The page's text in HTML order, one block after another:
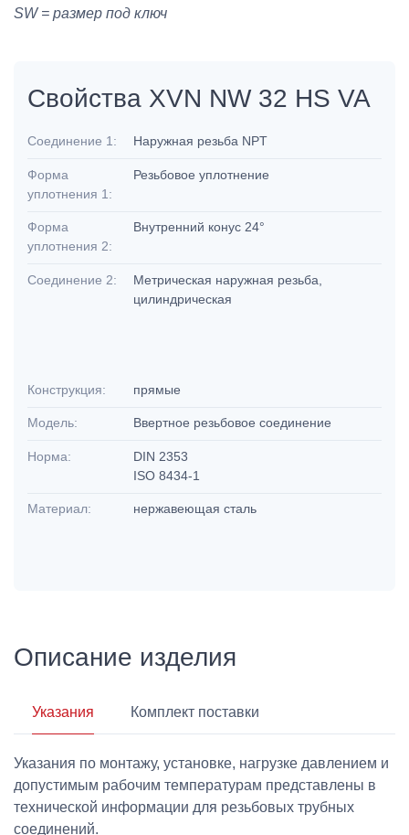
SW = размер под ключ
Свойства XVN NW 32 HS VA
Соединение 1: Наружная резьба NPT
Форма
уплотнения 1:
Резьбовое уплотнение
Форма
уплотнения 2:
Внутренний конус 24°
Соединение 2:
Метрическая наружная резьба,
цилиндрическая
Конструкция: прямые
Модель: Ввертное резьбовое соединение
Норма:
DIN 2353
ISO 8434-1
Материал: нержавеющая сталь
Описание изделия
Указания Комплект поставки
Указания по монтажу, установке, нагрузке давлением и
допустимым рабочим температурам представлены в
технической информации для резьбовых трубных
соединений.